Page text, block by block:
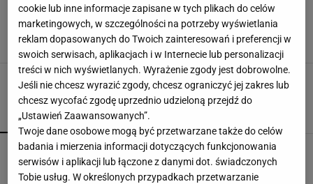
Pawilony na Expo 2025 Osaka to uczta dla oka.
Jeden z nich to żywe, pulsujące lustro
ARCHITEKTURA DESIGN EXPO JAPONIA
POPULARNE
Fotopułapka przyłapie każdego, kto odwiedza
ogród w nocy. I sarnę, i złodzieja
cookie lub inne informacje zapisane w tych plikach do celów
marketingowych, w szczególności na potrzeby wyświetlania
reklam dopasowanych do Twoich zainteresowań i preferencji w
swoich serwisach, aplikacjach i w Internecie lub personalizacji
treści w nich wyświetlanych. Wyrażenie zgody jest dobrowolne.
Jeśli nie chcesz wyrazić zgody, chcesz ograniczyć jej zakres lub
chcesz wycofać zgodę uprzednio udzieloną przejdź do
„Ustawień Zaawansowanych”.
Twoje dane osobowe mogą być przetwarzane także do celów
badania i mierzenia informacji dotyczących funkcjonowania
serwisów i aplikacji lub łączone z danymi dot. świadczonych
Tobie usług. W określonych przypadkach przetwarzanie